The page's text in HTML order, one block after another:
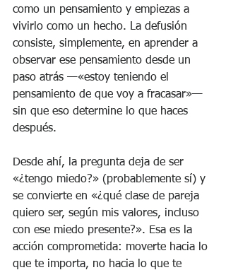
como un pensamiento y empiezas a
vivirlo como un hecho. La defusión
consiste, simplemente, en aprender a
observar ese pensamiento desde un
paso atrás —«estoy teniendo el
pensamiento de que voy a fracasar»—
sin que eso determine lo que haces
después.
Desde ahí, la pregunta deja de ser
«¿tengo miedo?» (probablemente sí) y
se convierte en «¿qué clase de pareja
quiero ser, según mis valores, incluso
con ese miedo presente?». Esa es la
acción comprometida: moverte hacia lo
que te importa, no hacia lo que te